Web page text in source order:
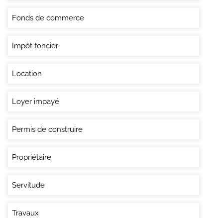
Fonds de commerce
Impôt foncier
Location
Loyer impayé
Permis de construire
Propriétaire
Servitude
Travaux